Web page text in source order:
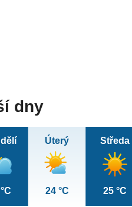
dny
Úterý
24 °C
Středa
25 °C